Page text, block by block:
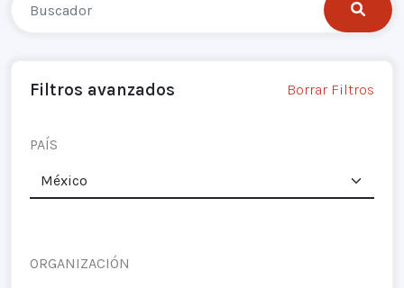
Filtros avanzados Borrar Filtros
PAÍS
ORGANIZACIÓN